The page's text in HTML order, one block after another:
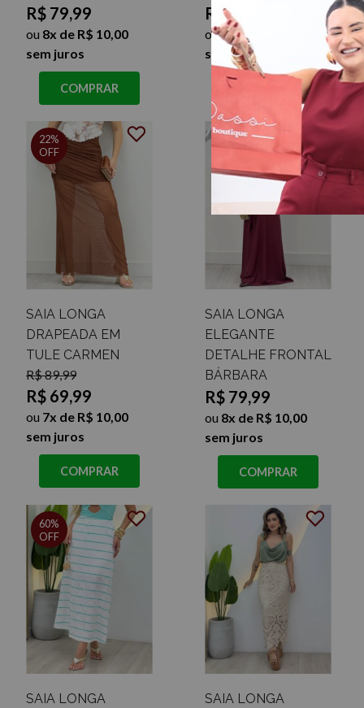
R$ 79,99
ou 8x de R$ 10,00
sem juros
COMPRAR
R$ 89,99
ou9x de R$ 10,00
sem juros
SAIA LONGA
DRAPEADA EM
TULE CARMEN
R$ 89,99
R$ 69,99
ou 7x de R$ 10,00
sem juros
22%
OFF
COMPRAR
SAIA LONGA
ELEGANTE
DETALHE FRONTAL
BÁRBARA
R$ 79,99
ou 8x de R$ 10,00
sem juros
COMPRAR
SAIA LONGA
60%
OFF
SAIA LONGA